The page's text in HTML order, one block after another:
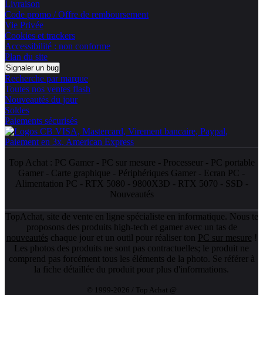
Livraison
Code promo / Offre de remboursement
Vie Privée
Cookies et trackers
Accessibilité : non conforme
Plan du site
Signaler un bug
Recherche par marque
Toutes nos ventes flash
Nouveautés du jour
Soldes
Paiements sécurisés
Top Achat : PC Gamer- PC sur mesure - Processeur- PC portable
Gamer - Carte graphique - Périphériques Gamer - Ecran PC -
Alimentation PC - RTX 5080 - 9800X3D - RTX 5070 - SSD -
Nouveautés
TopAchat, site de vente en ligne spécialiste en informatique. Nous te
proposons des produits high-tech et gamer avec un tas de
nouveautés chaque jour et un outil pour réaliser ton PC sur mesure !
Les photos des produits ne sont pas contractuelles; le produit ne
comprend pas forcément tous les éléments de la photo. Se référer à
la fiche détaillée du produit pour plus d'informations.
© 1999-2026 / Top Achat @